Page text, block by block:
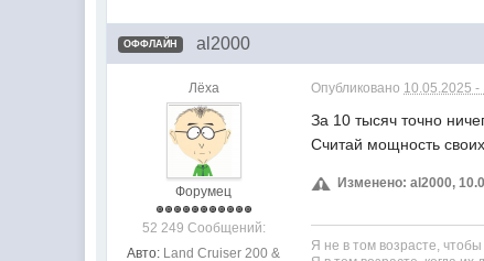
ОФФЛАЙН al2000
Лёха
Форумец
52 249 Сообщений:
Авто: Land Cruiser 200 &
Опубликовано 10.05.2025 -
За 10 тысяч точно
Считай мощность
Изменено: al2000,
Я не в том возрасте, чтобы